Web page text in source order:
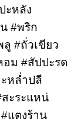
ะหลัง
#พริก
#ถั่วเขียว
อม #สัปปะรด
หล่ำปลี
ะระแหน่
แตงร้าน